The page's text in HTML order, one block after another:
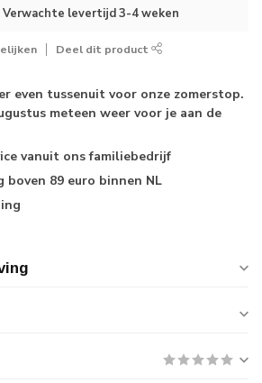
levertijd 3-4 weken
Deel dit product
even tussenuit voor onze zomerstop.
meteen weer voor je aan de
vanuit ons familiebedrijf
boven 89 euro binnen NL